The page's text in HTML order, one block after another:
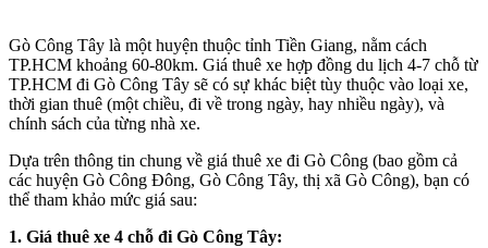
Gò Công Tây là một huyện thuộc tỉnh Tiền Giang, nằm cách
TP.HCM khoảng 60-80km. Giá thuê xe hợp đồng du lịch 4-7 chỗ từ
TP.HCM đi Gò Công Tây sẽ có sự khác biệt tùy thuộc vào loại xe,
thời gian thuê (một chiều, đi về trong ngày, hay nhiều ngày), và
chính sách của từng nhà xe.
Dựa trên thông tin chung về giá thuê xe đi Gò Công (bao gồm cả
các huyện Gò Công Đông, Gò Công Tây, thị xã Gò Công), bạn có
thể tham khảo mức giá sau:
1. Giá thuê xe 4 chỗ đi Gò Công Tây: